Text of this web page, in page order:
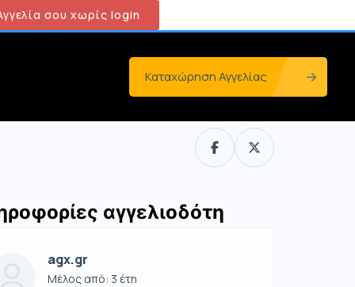
σου χωρίς login
Καταχώρηση Αγγελίας
αγγελιοδότη
agx.gr
Μέλος από: 3 έτη